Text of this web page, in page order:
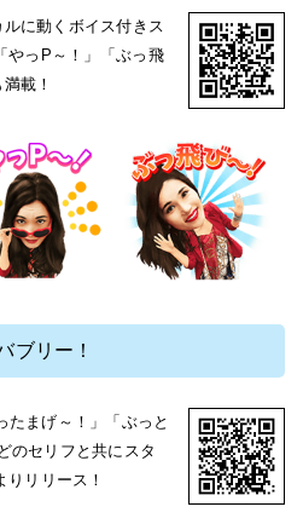
に動くボイス付きス
やっP～！」「ぶっ飛
載！
ブリー！
たまげ～！」「ぶっと
のセリフと共にスタ
リリース！